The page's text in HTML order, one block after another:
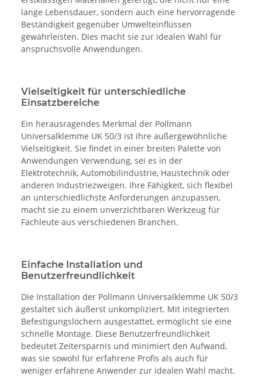
lange Lebensdauer, sondern auch eine hervorragende
Beständigkeit gegenüber Umwelteinflüssen
gewährleisten. Dies macht sie zur idealen Wahl für
anspruchsvolle Anwendungen.
Vielseitigkeit für unterschiedliche
Einsatzbereiche
Ein herausragendes Merkmal der Pollmann
Universalklemme UK 50/3 ist ihre außergewöhnliche
Vielseitigkeit. Sie findet in einer breiten Palette von
Anwendungen Verwendung, sei es in der
Elektrotechnik, Automobilindustrie, Haustechnik oder
anderen Industriezweigen. Ihre Fähigkeit, sich flexibel
an unterschiedlichste Anforderungen anzupassen,
macht sie zu einem unverzichtbaren Werkzeug für
Fachleute aus verschiedenen Branchen.
Einfache Installation und
Benutzerfreundlichkeit
Die Installation der Pollmann Universalklemme UK 50/3
gestaltet sich äußerst unkompliziert. Mit integrierten
Befestigungslöchern ausgestattet, ermöglicht sie eine
schnelle Montage. Diese Benutzerfreundlichkeit
bedeutet Zeitersparnis und minimiert den Aufwand,
was sie sowohl für erfahrene Profis als auch für
weniger erfahrene Anwender zur idealen Wahl macht.